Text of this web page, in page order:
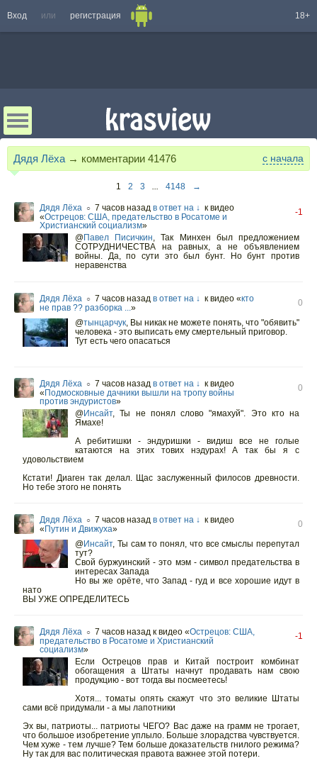
Вход или регистрация 18+
Дядя Лёха → комментарии 41476 с начала
1 2 3 ... 4148 →
Дядя Лёха ○ 7 часов назад в ответ на ↓ к видео
«Острецов: США, предательство в Росатоме и
Христианский социализм»
-1
@Павел Писичкин, Так Минхен был предложением
СОТРУДНИЧЕСТВА на равных, а не объявлением
войны. Да, по сути это был бунт. Но бунт против
неравенства
Дядя Лёха ○ 7 часов назад в ответ на ↓ к видео «кто
не прав ?? разборка ...»
0
@тынцарчук, Вы никак не можете понять, что "обявить"
человека - это выписать ему смертельный приговор.
Тут есть чего опасаться
Дядя Лёха ○ 7 часов назад в ответ на ↓ к видео
« Подмосковные дачники вышли на тропу войны
против эндуристов»
0
@Инсайт, Ты не понял слово "ямахуй". Это кто на
Ямахе!
А ребитишки - эндуришки - видиш все не голые
катаются на этих тових нэдурах! А так бы я с
удовольствием
Кстати! Диаген так делал. Щас заслуженный филосов древности.
Но тебе этого не понять
Дядя Лёха ○ 7 часов назад в ответ на ↓ к видео
« Путин и Движуха»
0
@Инсайт, Ты сам то понял, что все смыслы перепутал
тут?
Свой буржуинский - это мэм - символ предательства в
интересах Запада
Но вы же орёте, что Запад - гуд и все хорошие идут в
нато
ВЫ УЖЕ ОПРЕДЕЛИТЕСЬ
Дядя Лёха ○ 7 часов назад к видео «Острецов: США,
предательство в Росатоме и Христианский
социализм»
-1
Если Острецов прав и Китай построит комбинат
обогащения а Штаты начнут продавать нам свою
продукцию - вот тогда вы посмеетесь!
Хотя... томаты опять скажут что это великие Штаты
сами всё придумали - а мы лапотники
Эх вы, патриоты... патриоты ЧЕГО? Вас даже на грамм не трогает,
что большое изобретение уплыло. Больше злорадства чувствуется.
Чем хуже - тем лучше? Тем больше доказательств гнилого режима?
Ну так для вас политическая правота важнее этой потери.